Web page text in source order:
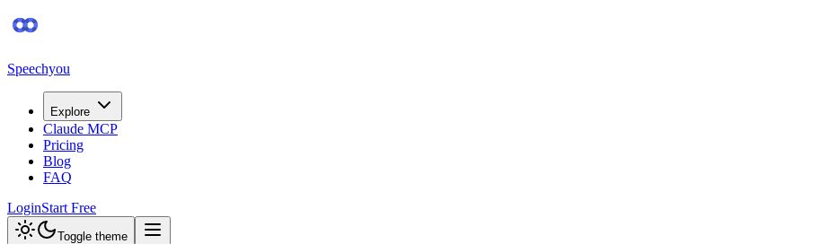
Speechyou
Explore
Claude MCP
Pricing
Blog
FAQ
LoginStart Free
Toggle theme